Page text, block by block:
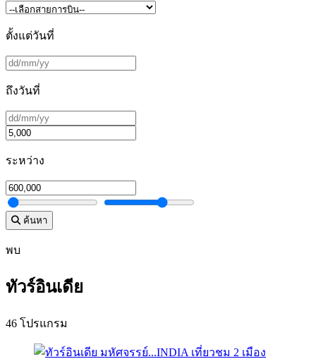
ตั้งแต่วันที่
ถึงวันที่
ระหว่าง
ค้นหา
พบ
ทัวร์อินเดีย
46 โปรแกรม